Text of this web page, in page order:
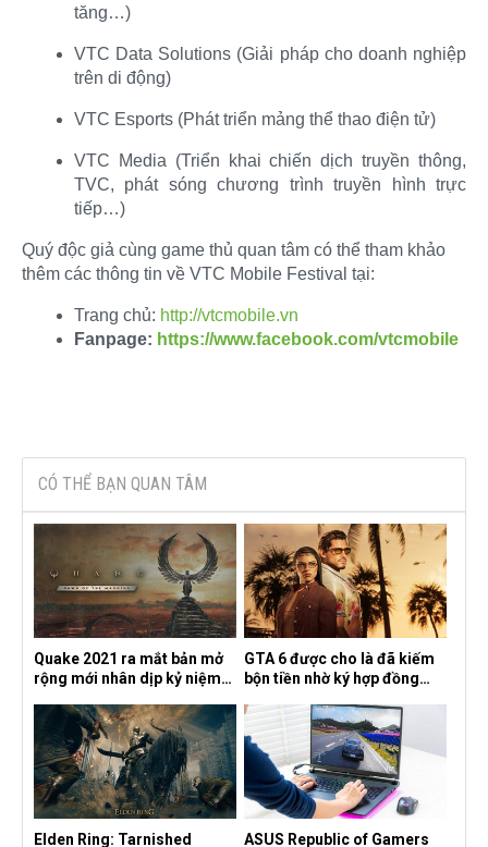
tăng…)​
VTC Data Solutions (Giải pháp cho doanh nghiệp
trên di động)​
VTC Esports (Phát triển mảng thể thao điện tử)​
VTC Media (Triển khai chiến dịch truyền thông,
TVC, phát sóng chương trình truyền hình trực
tiếp…)​
Quý độc giả cùng game thủ quan tâm có thể tham khảo
thêm các thông tin về VTC Mobile Festival tại:
Trang chủ: http://vtcmobile.vn
Fanpage: https://www.facebook.com/vtcmobile
CÓ THỂ BẠN QUAN TÂM
Quake 2021 ra mắt bản mở
rộng mới nhân dịp kỷ niệm
the Machine
GTA 6 được cho là đã kiếm
bộn tiền nhờ ký hợp đồng
Elden Ring: Tarnished ASUS Republic of Gamers